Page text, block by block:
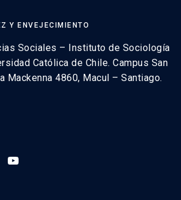
Y ENVEJECIMIENTO
Sociales – Instituto de Sociología
Católica de Chile. Campus San
Mackenna 4860, Macul – Santiago.